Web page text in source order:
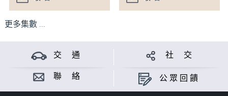
更多集數 ...
交 通 社 交
聯 絡 公眾回饋